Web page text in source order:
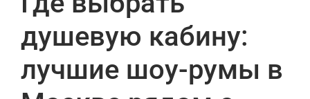
душевую кабину:
лучшие шоу-румы в